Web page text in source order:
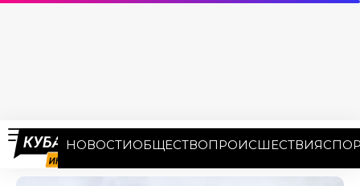
НОВОСТИОБЩЕСТВОПРОИСШЕСТВИЯ